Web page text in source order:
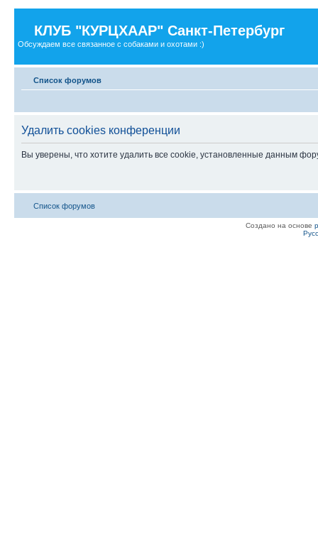
КЛУБ "КУРЦХААР" Санкт-Петербург
Обсуждаем все связанное с собаками и охотами :)
Список форумов
Удалить cookies конференции
Вы уверены, что хотите удалить все cookie, установленные данным
Список форумов
Создано на основе